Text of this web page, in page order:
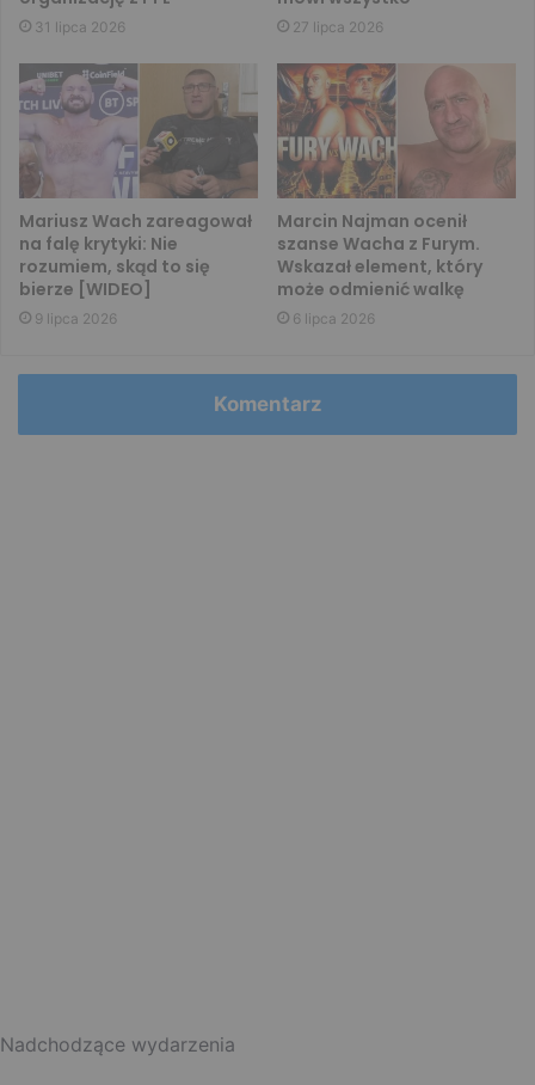
31 lipca 2026 27 lipca 2026
Mariusz Wach zareagował
na falę krytyki: Nie
rozumiem, skąd to się
bierze [WIDEO]
9 lipca 2026
Marcin Najman ocenił
szanse Wacha z Furym.
Wskazał element, który
może odmienić walkę
6 lipca 2026
Komentarz
Nadchodzące wydarzenia